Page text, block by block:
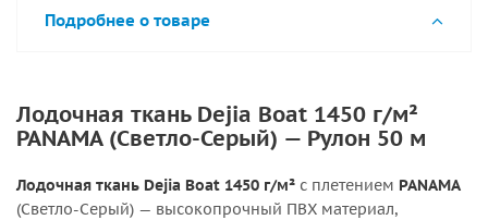
Подробнее о товаре
Лодочная ткань Dejia Boat 1450 г/м²
PANAMA (Светло-Серый) — Рулон 50 м
Лодочная ткань Dejia Boat 1450 г/м² с плетением PANAMA
(Светло-Серый) — высокопрочный ПВХ материал,